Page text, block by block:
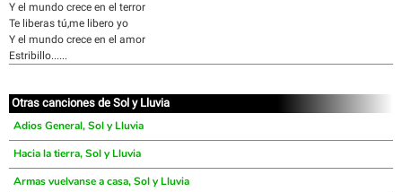
Y el mundo crece en el terror
Te liberas tú,me libero yo
Y el mundo crece en el amor
Estribillo......
Otras canciones de Sol y Lluvia
Adios General, Sol y Lluvia
Hacia la tierra, Sol y Lluvia
Armas vuelvanse a casa, Sol y Lluvia